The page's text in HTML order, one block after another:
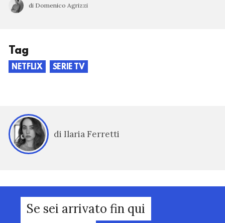
di Domenico Agrizzi
Tag
NETFLIX SERIE TV
di Ilaria Ferretti
Se sei arrivato fin qui